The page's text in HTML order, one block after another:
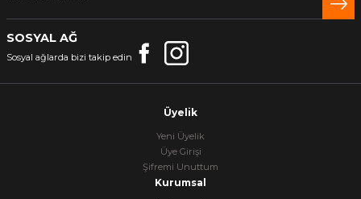
SOSYAL AĞ
Sosyal ağlarda bizi takip edin
Üyelik
Yeni Üyelik
Üye Girişi
Şifremi Unuttum
Kurumsal